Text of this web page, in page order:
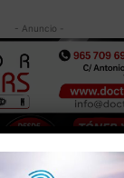
- Anuncio -